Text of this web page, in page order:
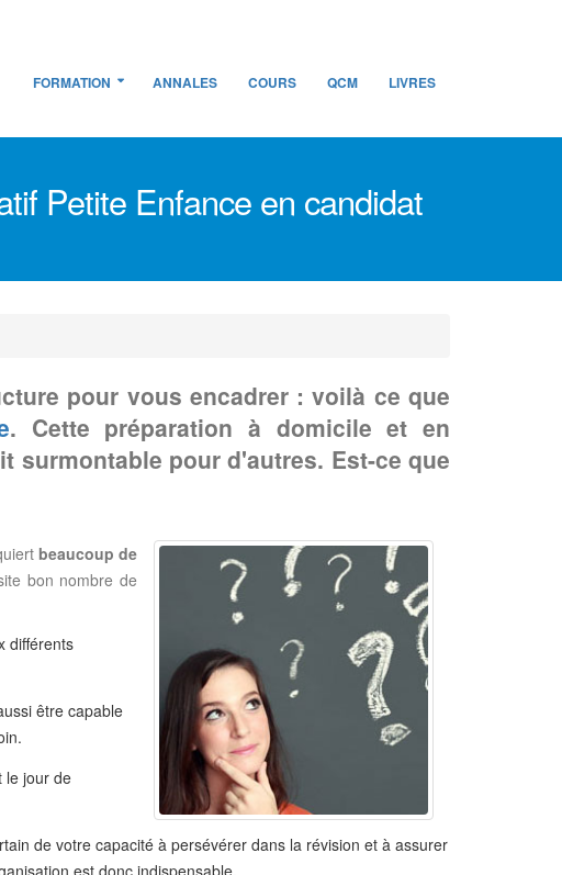
FORMATION ANNALES COURS QCM LIVRES
Petite Enfance en candidat
pour vous encadrer : voilà ce que
. Cette préparation à domicile et en
surmontable pour d'autres. Est-ce que
beaucoup de
bon nombre de
différents
être capable
le jour de
de votre capacité à persévérer dans la révision et à assurer
est donc indispensable.